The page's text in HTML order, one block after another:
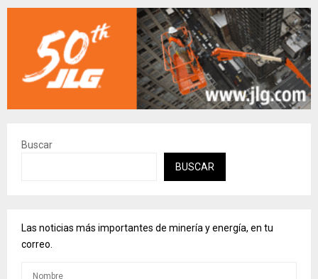
Buscar
BUSCAR
Las noticias más importantes de minería y energía, en tu
correo.